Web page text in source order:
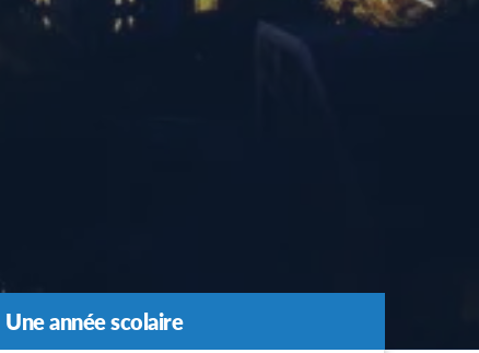
Une année scolaire